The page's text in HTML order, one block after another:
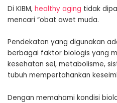
Di KIBM, healthy aging tidak
mencari “obat awet muda.
Pendekatan yang digunakan
berbagai faktor biologis yang
kesehatan sel, metabolisme,
tubuh mempertahankan
Dengan memahami kondisi